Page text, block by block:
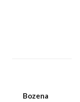
Bozena